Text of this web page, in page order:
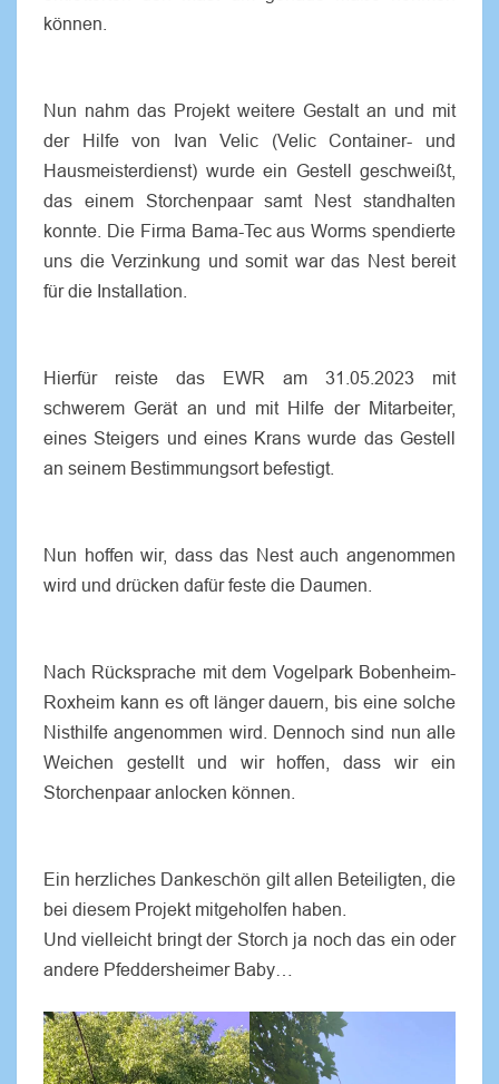
können.
Nun nahm das Projekt weitere Gestalt an und mit
der Hilfe von Ivan Velic (Velic Container- und
Hausmeisterdienst) wurde ein Gestell geschweißt,
das einem Storchenpaar samt Nest standhalten
konnte. Die Firma Bama-Tec aus Worms spendierte
uns die Verzinkung und somit war das Nest bereit
für die Installation.
Hierfür reiste das EWR am 31.05.2023 mit
schwerem Gerät an und mit Hilfe der Mitarbeiter,
eines Steigers und eines Krans wurde das Gestell
an seinem Bestimmungsort befestigt.
Nun hoffen wir, dass das Nest auch angenommen
wird und drücken dafür feste die Daumen.
Nach Rücksprache mit dem Vogelpark Bobenheim-
Roxheim kann es oft länger dauern, bis eine solche
Nisthilfe angenommen wird. Dennoch sind nun alle
Weichen gestellt und wir hoffen, dass wir ein
Storchenpaar anlocken können.
Ein herzliches Dankeschön gilt allen Beteiligten, die
bei diesem Projekt mitgeholfen haben.
Und vielleicht bringt der Storch ja noch das ein oder
andere Pfeddersheimer Baby…